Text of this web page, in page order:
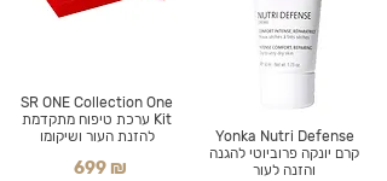
SR ONE Collection One
Kit ערכת טיפוח מתקדמת
להזנת העור ושיקומו
699 ₪
Yonka Nutri Defense
קרם יונקה פרוביוטי להגנה
והזנה לעור